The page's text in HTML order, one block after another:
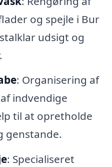
og spejle i Bur
udsigt og
: Organisering af
indvendige
til at opretholde
genstande.
: Specialiseret